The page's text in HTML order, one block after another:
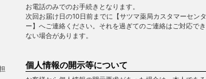
お電話のみでのお手続きとなります。
次回お届け日の10日前までに【サツマ薬局カスタマーセンタ
ー】へご連絡ください。それを過ぎてのご連絡はご対応でき
ない場合があります。
個人情報の開示等について